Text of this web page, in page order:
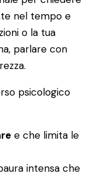
nel tempo e
o la tua
parlare con
psicologico
e che limita le
intensa che